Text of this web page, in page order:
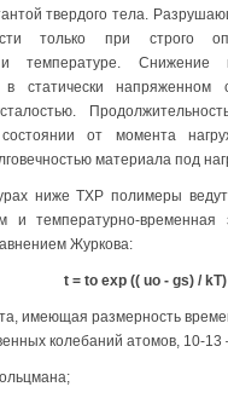
твердого тела.
только при строго
температуре. Сниже­ние
в статически напряженном
от момента
материала под
ниже ТХР полимеры
и температурно-временная
Журкова:
t = to exp (( uo - gs) / kT)
имеющая размерность
колебаний атомов, 10-13